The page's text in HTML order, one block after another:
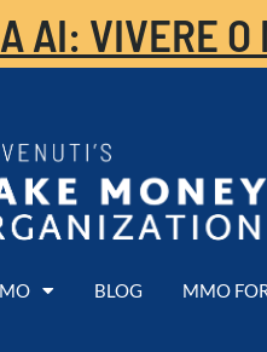
AI: VIVERE O
BLOG MMO